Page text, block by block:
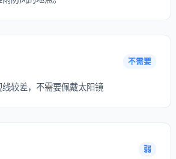
不需要
较差，不需要佩戴太阳镜
弱